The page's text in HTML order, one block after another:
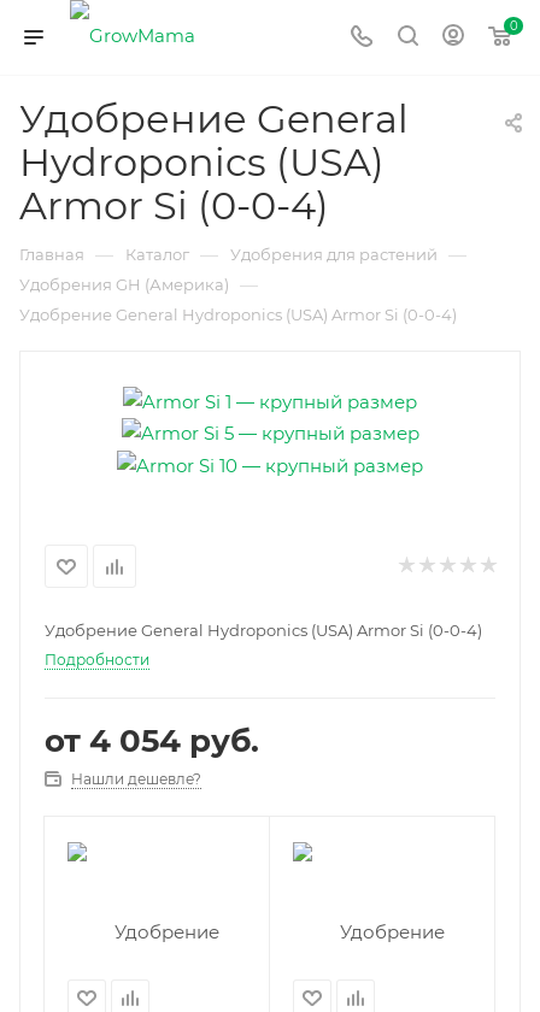
0
Удобрение General
Hydroponics (USA)
Armor Si (0-0-4)
Главная — Каталог — Удобрения для растений —
Удобрения GH (Америка) —
Удобрение General Hydroponics (USA) Armor Si (0-0-4)
Удобрение General Hydroponics (USA) Armor Si (0-0-4)
Подробности
от 4 054 руб.
Нашли дешевле?